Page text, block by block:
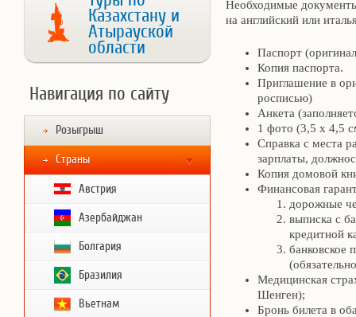
Казахстану и
Атырауской
области
Навигация по сайту
Розыгрыш
Страны
Австрия
Азербайджан
Болгария
Бразилия
Вьетнам
Необходимые
на английский или
Паспорт
Копия паспорта.
Приглашение в
росписью)
Анкета
1 фото (3,5 х 4,5
Справка с места
зарплаты,
Копия домовой
Финансовая
дорожные
выписка с
кредитной
банковское
Медицинская
Шенген);
Бронь билета в